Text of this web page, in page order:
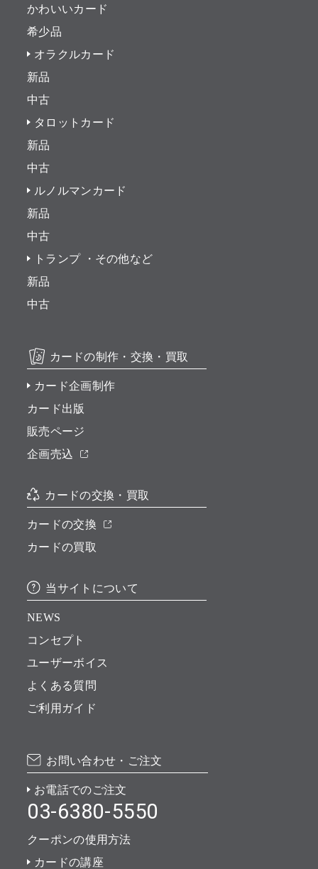
かわいいカード
希少品
オラクルカード
新品
中古
タロットカード
新品
中古
ルノルマンカード
新品
中古
トランプ ・その他など
新品
中古
カードの制作・交換・買取
カード企画制作
カード出版
販売ページ
企画売込
カードの交換・買取
カードの交換
カードの買取
当サイトについて
NEWS
コンセプト
ユーザーボイス
よくある質問
ご利用ガイド
お問い合わせ・ご注文
お電話でのご注文
03-6380-5550
クーポンの使用方法
カードの講座